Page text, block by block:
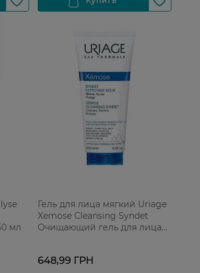
мл
Гель для лица мягкий Uriage
Xemose Cleansing Syndet
Очищающий гель для лица
648,99 ГРН